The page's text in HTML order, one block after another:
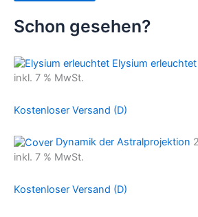
Schon gesehen?
Elysium erleuchtet
inkl. 7 % MwSt.
Kostenloser Versand (D)
Dynamik der Astralprojektion
inkl. 7 % MwSt.
Kostenloser Versand (D)